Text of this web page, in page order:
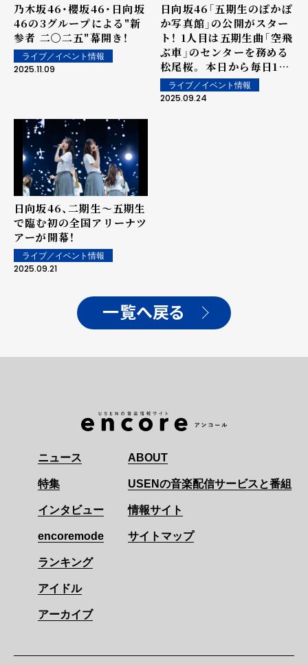
乃木坂46・櫻坂46・日向坂
46の3グループによる"新
参者 二〇二五"幕開き！
ライブ／イベント情報
2025.11.09
日向坂46「五期生のぽかぽ
か写真館」の公開がスター
ト！ 1人目は五期生曲「空飛
ぶ車」のセンターを務める
松尾桜。 本日から毎日1人
ずつ撮りおろしグラビアを
掲載
ライブ／イベント情報
2025.09.24
日向坂46、二期生〜五期生
で臨む初の全国アリーナツ
アーが開幕！
ライブ／イベント情報
2025.09.21
一覧へ戻る
ニュース
特集
インタビュー
encoremode
ランキング
アイドル
アーカイブ
ABOUT
USENの音楽配信サービスと番組
情報サイト
サイトマップ